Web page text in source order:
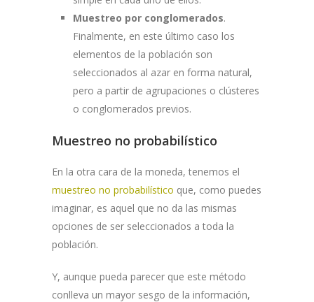
Muestreo por conglomerados.
Finalmente, en este último caso los
elementos de la población son
seleccionados al azar en forma natural,
pero a partir de agrupaciones o clústeres
o conglomerados previos.
Muestreo no probabilístico
En la otra cara de la moneda, tenemos el
muestreo no probabilístico que, como puedes
imaginar, es aquel que no da las mismas
opciones de ser seleccionados a toda la
población.
Y, aunque pueda parecer que este método
conlleva un mayor sesgo de la información,